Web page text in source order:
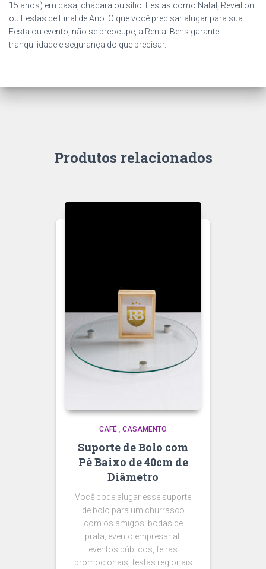
15 anos) em casa, chácara ou sítio. Festas como Natal, Reveillon
ou Festas de Final de Ano. O que você precisar alugar para sua
Festa ou evento, não se preocupe, a Rental Bens garante
tranquilidade e segurança do que precisar.
Produtos relacionados
CAFÉ , CASAMENTO
Suporte de Bolo com
Pé Baixo de 40cm de
Diâmetro
Você pode alugar esse suporte
de bolo para um churrasco
com os amigos, bodas de
prata, evento empresarial,
eventos públicos, feiras
promocionais, festas regionais